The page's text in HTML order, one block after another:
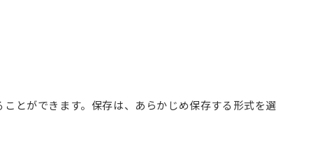
とができます。保存は、あらかじめ保存する形式を選